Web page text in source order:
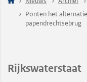
Ponten het
papendrechtsebrug
Rijkswaterstaat